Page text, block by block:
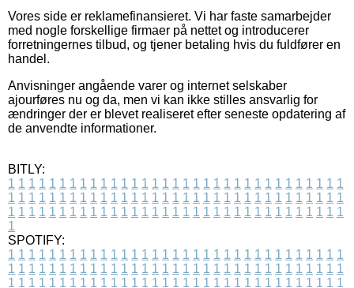
Vores side er reklamefinansieret. Vi har faste samarbejder
med nogle forskellige firmaer på nettet og introducerer
forretningernes tilbud, og tjener betaling hvis du fuldfører en
handel.
Anvisninger angående varer og internet selskaber
ajourføres nu og da, men vi kan ikke stilles ansvarlig for
ændringer der er blevet realiseret efter seneste opdatering af
de anvendte informationer.
BITLY:
1 1 1 1 1 1 1 1 1 1 1 1 1 1 1 1 1 1 1 1 1 1 1 1 1 1 1 1 1 1 1 1 1
1 1 1 1 1 1 1 1 1 1 1 1 1 1 1 1 1 1 1 1 1 1 1 1 1 1 1 1 1 1 1 1 1
1 1 1 1 1 1 1 1 1 1 1 1 1 1 1 1 1 1 1 1 1 1 1 1 1 1 1 1 1 1 1 1 1
1
SPOTIFY:
1 1 1 1 1 1 1 1 1 1 1 1 1 1 1 1 1 1 1 1 1 1 1 1 1 1 1 1 1 1 1 1 1
1 1 1 1 1 1 1 1 1 1 1 1 1 1 1 1 1 1 1 1 1 1 1 1 1 1 1 1 1 1 1 1 1
1 1 1 1 1 1 1 1 1 1 1 1 1 1 1 1 1 1 1 1 1 1 1 1 1 1 1 1 1 1 1 1 1